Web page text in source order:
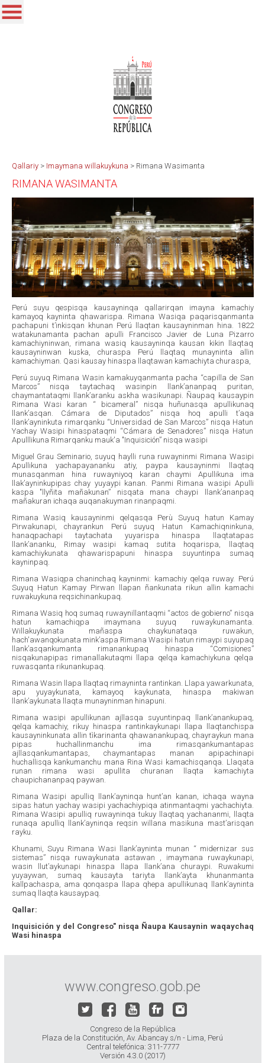
Qallariy > Imaymana willakuykuna > Rimana Wasimanta
RIMANA WASIMANTA
Perú suyu qespisqa kausayninqa qallarirqan imayna kamachiy
kamayoq kayninta qhawarispa. Rimana Wasiqa paqarisqanmanta
pachapuni t’inkisqan khunan Perú llaqtan kausayninman hina. 1822
watakunamanta pachan apulli Francisco Javier de Luna Pizarro
kamachiyninwan, rimana wasiq kausayninqa kausan kikin llaqtaq
kausayninwan kuska, churaspa Perú llaqtaq munayninta allin
kamachiyman. Qasi kausay hinaspa llaqtawan kamachiyta churaspa,
Perú suyuq Rimana Wasin kamakuyqanmanta pacha “capilla de San
Marcos” nisqa taytachaq wasinpin llank’ananpaq puritan,
chaymantataqmi llank’aranku askha wasikunapi. Ñaupaq kausaypin
Rimana Wasi karan “ bicameral” nisqa huñunasqa apullikunaq
llank’asqan. Cámara de Diputados” nisqa hoq apulli t’aqa
llank’ayninkuta rimarqanku “Universidad de San Marcos” nisqa Hatun
Yachay Wasipi hinaspataqmi “Cámara de Senadores” nisqa Hatun
Apulllikuna Rimarqanku mauk'a "Inquisición” nisqa wasipi
Miguel Grau Seminario, suyuq haylli runa ruwayninmi Rimana Wasipi
Apullikuna yachapayananku atiy, paypa kausayninmi llaqtaq
munasqanman hina ruwayniyoq karan chaymi Apullikuna ima
llak’ayninkupipas chay yuyaypi kanan. Panmi Rimana wasipi Apulli
kaspa "llyñita mañakunan” nisqata mana chaypi llank’ananpaq
mañakuran ichaqa auqanakuyman rinanpaqmi.
Rimana Wasiq kausayninmi qelqasqa Perù Suyuq hatun Kamay
Pirwakunapi, chayrankun Perú suyuq Hatun Kamachiqninkuna,
hanaqpachapi taytachata yuyarispa hinaspa llaqtatapas
llank’ananku, Rimay wasipi kamaq sutita hoqarispa, llaqtaq
kamachiykunata qhawarispapuni hinaspa suyuntinpa sumaq
kayninpaq.
Rimana Wasiqpa chaninchaq kayninmi: kamachiy qelqa ruway. Perú
Suyuq Hatun Kamay Pirwan llapan ñankunata rikun allin kamachi
ruwakuykuna reqsichinankupaq.
Rimana Wasiq hoq sumaq ruwaynillantaqmi “actos de gobierno” nisqa
hatun kamachiqpa imaymana suyuq ruwaykunamanta.
Willakuykunata mañaspa chaykunataqa ruwakun,
hach'awanqokunata mink’aspa Rimana Wasipi hatun rimaypi suyupaq
llank’asqankumanta rimanankupaq hinaspa “Comisiones”
nisqakunapipas rimanallakutaqmi llapa qelqa kamachiykuna qelqa
ruwasqanta rikunankupaq.
Rimana Wasin llapa llaqtaq rimayninta rantinkan. Llapa yawarkunata,
apu yuyaykunata, kamayoq kaykunata, hinaspa makiwan
llank’aykunata llaqta munayninman hinapuni.
Rimana wasipi apullikunan ajllasqa suyuntinpaq llank’anankupaq,
qelqa kamachiy, rikuy hinaspa rantinkaykunapi llapa llaqtanchispa
kausayninkunata allin tìkarinanta qhawanankupaq, chayraykun mana
pipas huchallinmanchu ima rimasqankumantapas
ajllasqankumantapas, chaymantapas manan apipachinapi
huchallisqa kankumanchu mana Rina Wasi kamachisqanqa. Llaqata
runan rimana wasi apullita churanan llaqta kamachiyta
chaupichananpaq paywan.
Rimana Wasipi apulliq llank’ayninqa hunt’an kanan, ichaqa wayna
sipas hatun yachay wasipi yachachiypiqa atinmantaqmi yachachiyta.
Rimana Wasipi apulliq ruwayninqa tukuy llaqtaq yachananmi, llaqta
runaqa apulliq llank’ayninqa reqsin willana masikuna mast’arisqan
rayku.
Khunami, Suyu Rimana Wasi llank’ayninta munan “ midernizar sus
sistemas” nisqa ruwaykunata astawan , imaymana ruwaykunapi,
wasin llut’aykunapi hinaspa llapa llank’ana churaypi. Ruwakumi
yuyaywan, sumaq kausayta tariyta llank’ayta khunanmanta
kallpachaspa, ama qonqaspa llapa qhepa apullikunaq llank’ayninta
sumaq llaqta kausaypaq.
Qallar:
Inquisición y del Congreso" nisqa Ñaupa Kausaynin waqaychaq
Wasi hinaspa
www.congreso.gob.pe
Congreso de la República
Plaza de la Constitución, Av. Abancay s/n - Lima, Perú
Central telefónica: 311-7777
Versión 4.3.0 (2017)